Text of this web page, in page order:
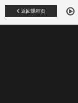
返回课程页